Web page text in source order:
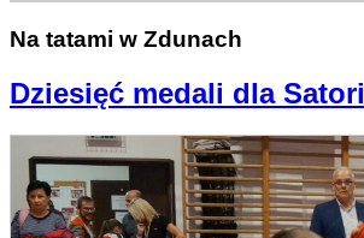
Na tatami w Zdunach
Dziesięć medali dla Satori